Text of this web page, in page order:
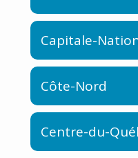
Capitale-
Côte-Nord
Centre-du-